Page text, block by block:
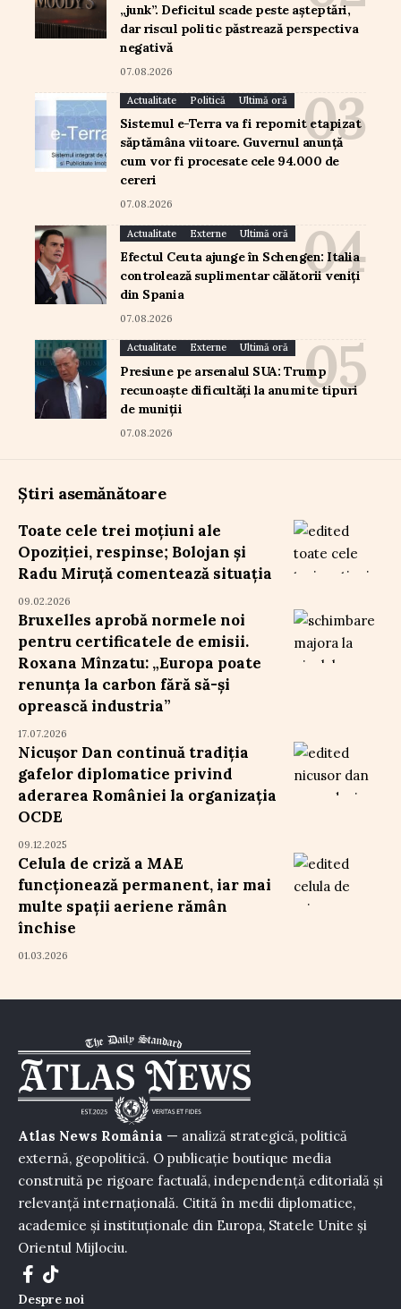
„junk”. Deficitul scade peste așteptări,
dar riscul politic păstrează perspectiva
negativă
07.08.2026
Actualitate Politică Ultimă oră
Sistemul e-Terra va fi repornit etapizat
săptămâna viitoare. Guvernul anunță
cum vor fi procesate cele 94.000 de
cereri
07.08.2026
Actualitate Externe Ultimă oră
Efectul Ceuta ajunge în Schengen: Italia
controlează suplimentar călătorii veniți
din Spania
07.08.2026
Actualitate Externe Ultimă oră
Presiune pe arsenalul SUA: Trump
recunoaște dificultăți la anumite tipuri
de muniții
07.08.2026
Știri asemănătoare
Toate cele trei moțiuni ale
Opoziției, respinse; Bolojan și
Radu Miruță comentează situația
09.02.2026
Bruxelles aprobă normele noi
pentru certificatele de emisii.
Roxana Mînzatu: „Europa poate
renunța la carbon fără să-și
oprească industria”
17.07.2026
Nicușor Dan continuă tradiția
gafelor diplomatice privind
aderarea României la organizația
OCDE
09.12.2025
Celula de criză a MAE
funcționează permanent, iar mai
multe spații aeriene rămân
închise
01.03.2026
Atlas News România — analiză strategică, politică
externă, geopolitică. O publicație boutique media
construită pe rigoare factuală, independență editorială și
relevanță internațională. Citită în medii diplomatice,
academice și instituționale din Europa, Statele Unite și
Orientul Mijlociu.
Despre noi